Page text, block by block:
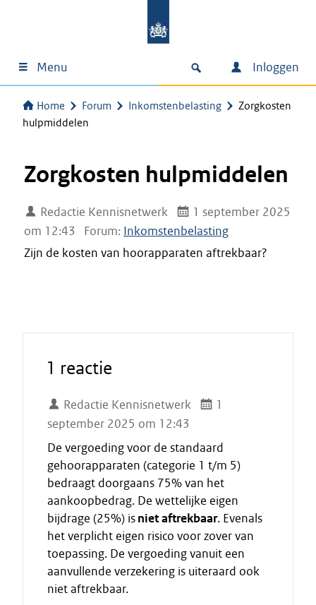
Menu Inloggen
Home Forum Inkomstenbelasting
Zorgkosten
hulpmiddelen
Zorgkosten hulpmiddelen
Redactie Kennisnetwerk
1 september 2025
om 12:43
Forum: Inkomstenbelasting
Zijn de kosten van hoorapparaten aftrekbaar?
1 reactie
Redactie Kennisnetwerk
1
september 2025 om 12:43
De vergoeding voor de standaard
gehoorapparaten (categorie 1 t/m 5)
bedraagt doorgaans 75% van het
aankoopbedrag. De wettelijke eigen
bijdrage (25%) isniet aftrekbaar. Evenals
het verplicht eigen risico voor zover van
toepassing. De vergoeding vanuit een
aanvullende verzekering is uiteraard ook
niet aftrekbaar.